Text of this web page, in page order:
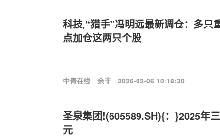
科技,“猎手”冯明远最新调仓：多只
点加仓这两只个股
中青在线 余非 2026-02-06 10:18:30
圣泉集团!(605589.SH){：}2025年
元